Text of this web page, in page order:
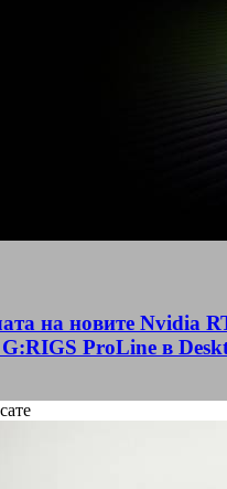
на новите Nvidia
ProLine в